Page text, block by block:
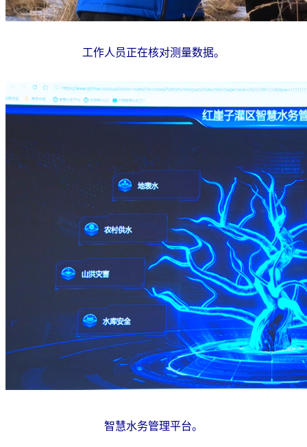
工作人员正在核对测量数据。
智慧水务管理平台。